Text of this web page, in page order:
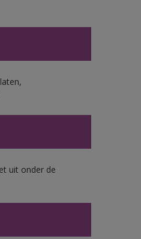
uit onder de